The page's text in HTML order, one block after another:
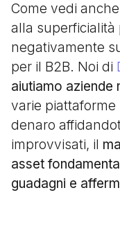
Come vedi
alla superficialità
negativamente
per il B2B. Noi di
aiutiamo aziende
varie
denaro
improvvisati, il
asset
guadagni e